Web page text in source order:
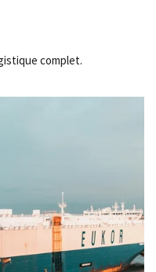
complet.